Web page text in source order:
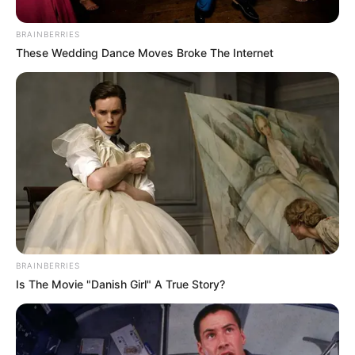
último número de la placa. Por ello, consultar la
restricción antes de iniciar cualquier recorrido ayuda a
evitar sanciones y contratiempos.
BRAINBERRIES
These Wedding Dance Moves Broke The Internet
BRAINBERRIES
Is The Movie "Danish Girl" A True Story?